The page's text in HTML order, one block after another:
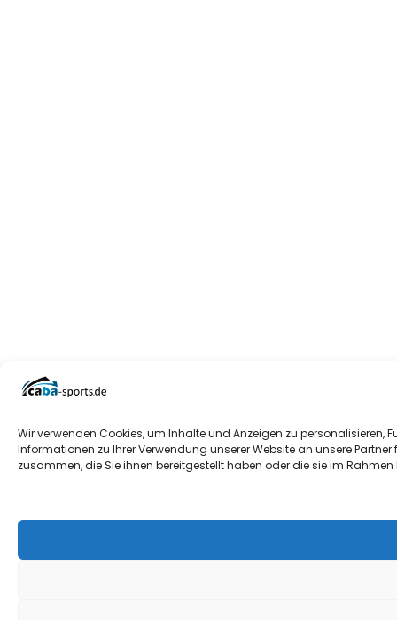
Wir verwenden Cookies, um Inhalte und Anzeigen zu
Informationen zu Ihrer Verwendung unserer Website an unsere
zusammen, die Sie ihnen bereitgestellt haben oder die sie im